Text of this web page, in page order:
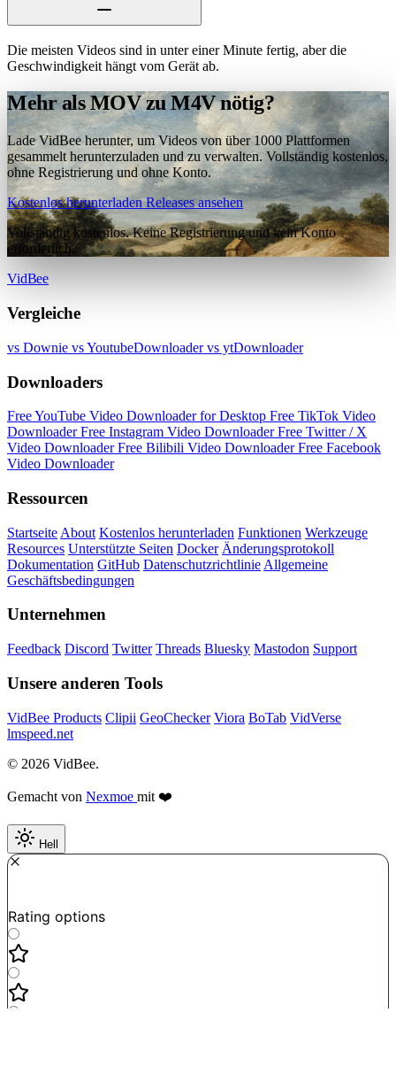
Die meisten Videos sind in unter einer Minute fertig, aber die
Geschwindigkeit hängt vom Gerät ab.
Mehr als MOV zu M4V nötig?
Lade VidBee herunter, um Videos von über 1000 Plattformen
gesammelt herunterzuladen und zu verwalten. Vollständig kostenlos,
ohne Registrierung und ohne Konto.
Kostenlos herunterladenReleases ansehen
Vollständig kostenlos. Keine Registrierung und kein Konto
erforderlich.
VidBee
Vergleiche
vs Downie vs YoutubeDownloadervs ytDownloader
Downloaders
Free YouTube Video Downloader for Desktop Free TikTok Video
DownloaderFree Instagram Video DownloaderFree Twitter / X
Video DownloaderFree Bilibili Video DownloaderFree Facebook
Video Downloader
Ressourcen
Startseite About Kostenlos herunterladen Funktionen Werkzeuge
Resources Unterstützte Seiten Docker Änderungsprotokoll
Dokumentation GitHub Datenschutzrichtlinie Allgemeine
Geschäftsbedingungen
Unternehmen
Feedback Discord Twitter Threads Bluesky Mastodon Support
Unsere anderen Tools
VidBee Products Clipii GeoChecker Viora BoTab VidVerse
lmspeed.net
© 2026 VidBee.
Gemacht von Nexmoe mit ❤️
Hell
Rating options